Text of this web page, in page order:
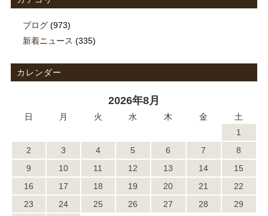
ブログ(973)
新着ニュース (335)
カレンダー
2026年8月
日 月 火 水 木 金
土
1
2
3 4 5 6 7
8
9
10 11 12 13 14
15
16
17 18 19 20 21
22
23
24 25 26 27 28
29